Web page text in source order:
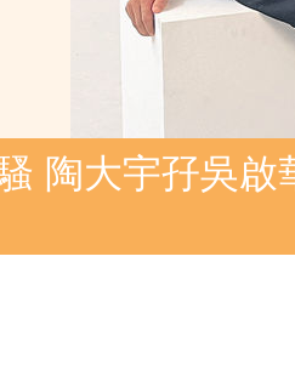
陶大宇孖吳啟